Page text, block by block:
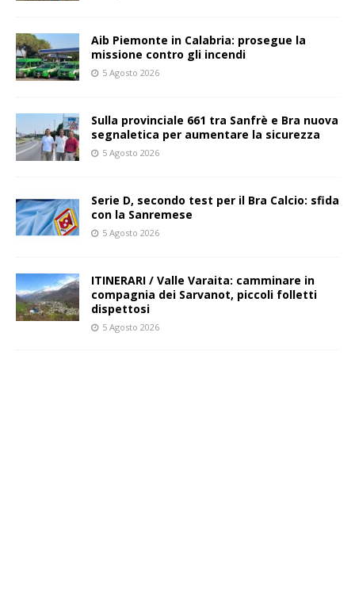
Aib Piemonte in Calabria: prosegue la
missione contro gli incendi
5 Agosto 2026
Sulla provinciale 661 tra Sanfrè e Bra nuova
segnaletica per aumentare la sicurezza
5 Agosto 2026
Serie D, secondo test per il Bra Calcio: sfida
con la Sanremese
5 Agosto 2026
ITINERARI / Valle Varaita: camminare in
compagnia dei Sarvanot, piccoli folletti
dispettosi
5 Agosto 2026